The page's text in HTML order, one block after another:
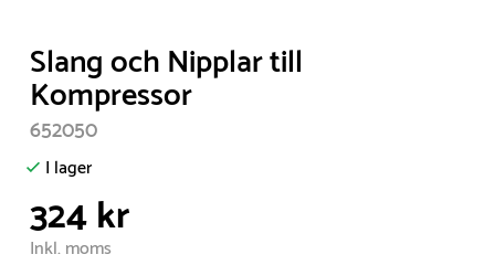
Item
1
of
1
Slang och Nipplar till
Kompressor
652050
I lager
324 kr
Inkl. moms